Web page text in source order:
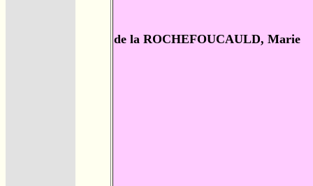
de la ROCHEFOUCAULD, Marie